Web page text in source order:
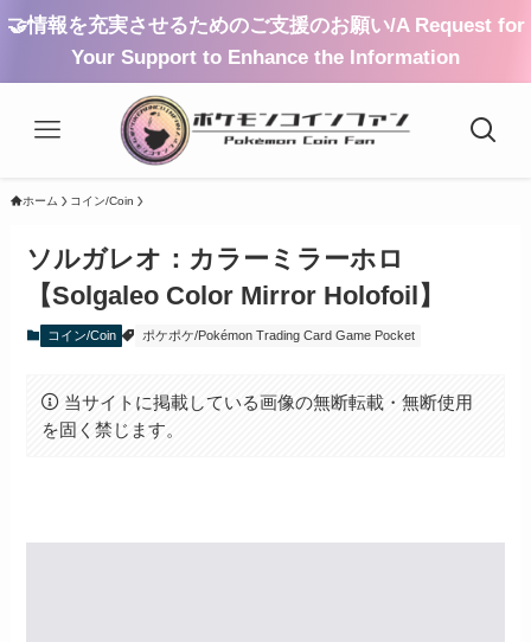
🤝情報を充実させるためのご支援のお願い/A Request for
Your Support to Enhance the Information
ホーム コイン/Coin
ソルガレオ：カラーミラーホロ
【Solgaleo Color Mirror Holofoil】
コイン/Coin ポケポケ/Pokémon Trading Card Game Pocket
当サイトに掲載している画像の無断転載・無断使用
を固く禁じます。